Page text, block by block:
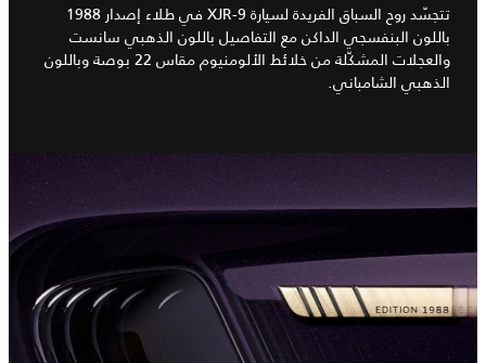
تتجسّد روح السباق الفريدة لسيارة XJR-9 في طلاء إصدار 1988
باللون البنفسجي الداكن مع التفاصيل باللون الذهبي سانست
والعجلات المشكّلة من خلائط الألومنيوم مقاس 22 بوصة وباللون
الذهبي الشامباني.